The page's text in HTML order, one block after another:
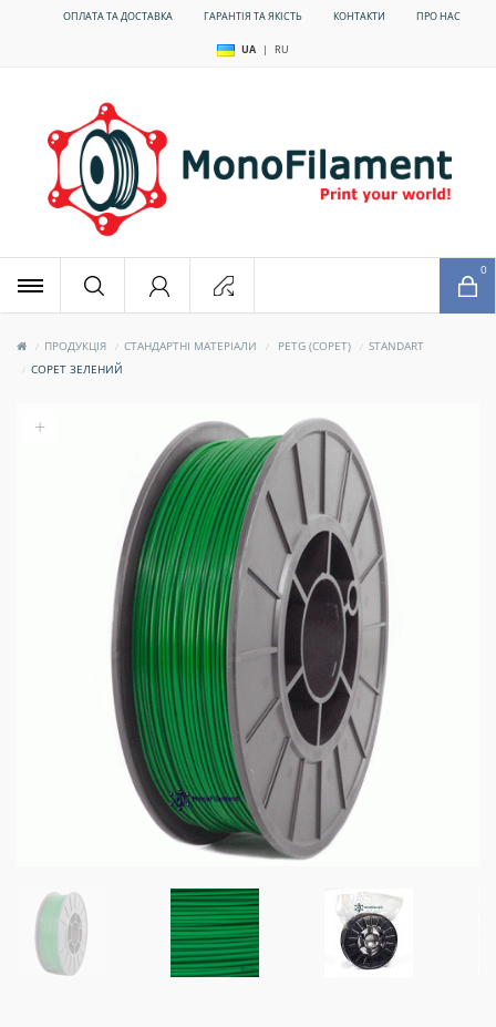
ОПЛАТА ТА ДОСТАВКА ГАРАНТІЯ ТА ЯКІСТЬ КОНТАКТИ ПРО НАС
UA | RU
0
ПРОДУКЦІЯ СТАНДАРТНІ МАТЕРІАЛИ PETG (COPET)
STANDART
COPET ЗЕЛЕНИЙ
+